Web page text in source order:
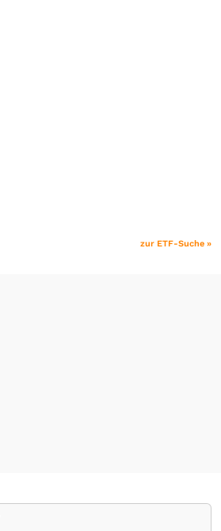
zur ETF-Suche »